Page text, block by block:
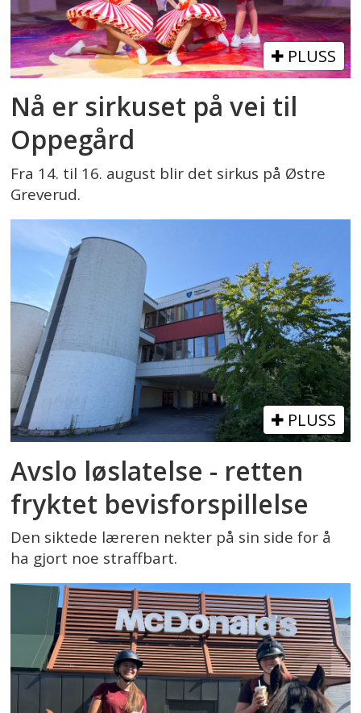
PLUSS
Nå er sirkuset på vei til
Oppegård
Fra 14. til 16. august blir det sirkus på Østre
Greverud.
PLUSS
Avslo løslatelse - retten
fryktet bevisforspillelse
Den siktede læreren nekter på sin side for å
ha gjort noe straffbart.